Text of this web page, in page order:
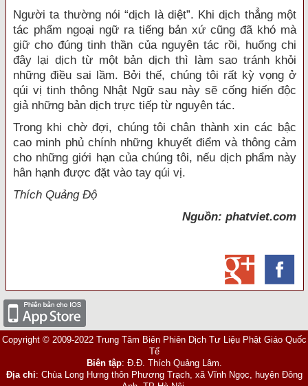
Người ta thường nói “dịch là diệt”. Khi dịch thẳng một
tác phẩm ngoại ngữ ra tiếng bản xứ cũng đã khó mà
giữ cho đúng tinh thần của nguyên tác rồi, huống chi
đây lại dịch từ một bản dịch thì làm sao tránh khỏi
những điều sai lầm. Bởi thế, chúng tôi rất kỳ vọng ở
qúi vị tinh thông Nhật Ngữ sau này sẽ cống hiến độc
giả những bản dịch trực tiếp từ nguyên tác.
Trong khi chờ đợi, chúng tôi chân thành xin các bậc
cao minh phủ chính những khuyết điểm và thông cảm
cho những giới hạn của chúng tôi, nếu dịch phẩm này
hân hạnh được đặt vào tay qúi vị.
Thích Quảng Độ
Nguồn: phatviet.com
Copyright © 2009-2022 Trung Tâm Biên Phiên Dịch Tư Liệu Phật Giáo Quốc
Tế
Biên tập: Đ.Đ. Thích Quảng Lâm.
Địa chỉ: Chùa Long Hưng thôn Phương Trạch, xã Vĩnh Ngọc, huyện Đông